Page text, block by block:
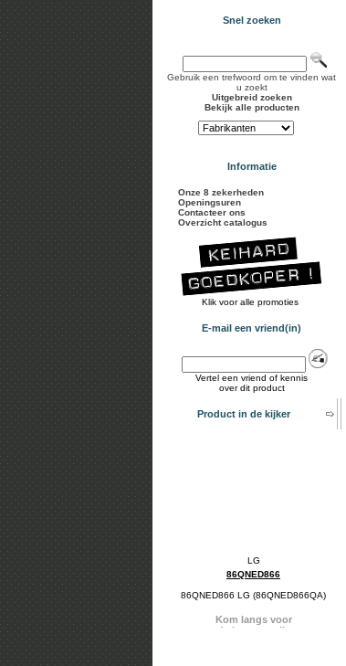
Snel zoeken
Gebruik een trefwoord om te vinden wat
u zoekt
Uitgebreid zoeken
Bekijk alle producten
Informatie
Onze 8 zekerheden
Openingsuren
Contacteer ons
Overzicht catalogus
Klik voor alle promoties
E-mail een vriend(in)
Vertel een vriend of kennis
over dit product
Product in de kijker
86QNED866
86QNED866 LG (86QNED866QA)